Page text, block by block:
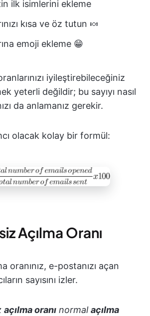
ilk isimlerini ekleme
kısa ve öz tutun 🍬
emoji ekleme 😁
iyileştirebileceğiniz
yeterli değildir; bu sayıyı nasıl
da anlamanız gerekir.
olacak kolay bir formül:
Açılma Oranı
oranınız, e-postanızı açan
sayısını izler.
açılma oranı normalaçılma